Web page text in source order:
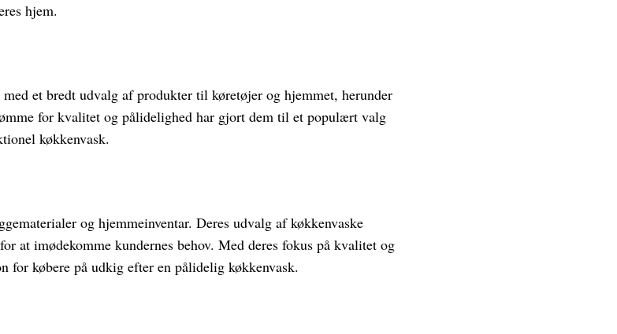
hjem.
et bredt udvalg af produkter til køretøjer og hjemmet, herunder
for kvalitet og pålidelighed har gjort dem til et populært valg
køkkenvask.
og hjemmeinventar. Deres udvalg af køkkenvaske
at imødekomme kundernes behov. Med deres fokus på kvalitet og
for købere på udkig efter en pålidelig køkkenvask.